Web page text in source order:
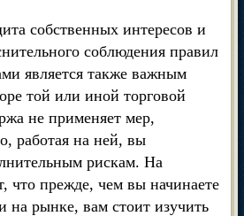
собственных интересов и
соблюдения правил
является также важным
той или иной торговой
не применяет мер,
работая на ней, вы
рискам. На
что прежде, чем вы начинаете
на рынке, вам стоит изучить